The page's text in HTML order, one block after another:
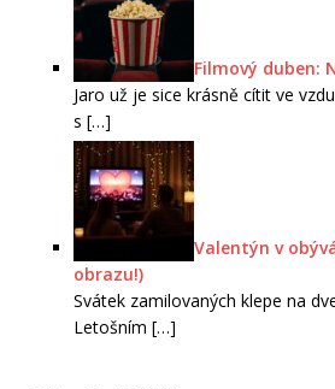
Filmový duben:
Jaro už je sice krásně cítit ve
s […]
Valentýn v
obrazu!)
Svátek zamilovaných klepe na
Letošním […]